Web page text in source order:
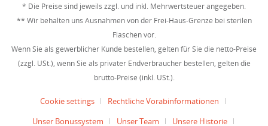
* Die Preise sind jeweils zzgl. und inkl. Mehrwertsteuer angegeben.
** Wir behalten uns Ausnahmen von der Frei-Haus-Grenze bei sterilen
Flaschen vor.
Wenn Sie als gewerblicher Kunde bestellen, gelten für Sie die netto-Preise
(zzgl. USt.), wenn Sie als privater Endverbraucher bestellen, gelten die
brutto-Preise (inkl. USt.).
Cookie settings
Rechtliche Vorabinformationen
Unser Bonussystem
Unser Team Unsere Historie